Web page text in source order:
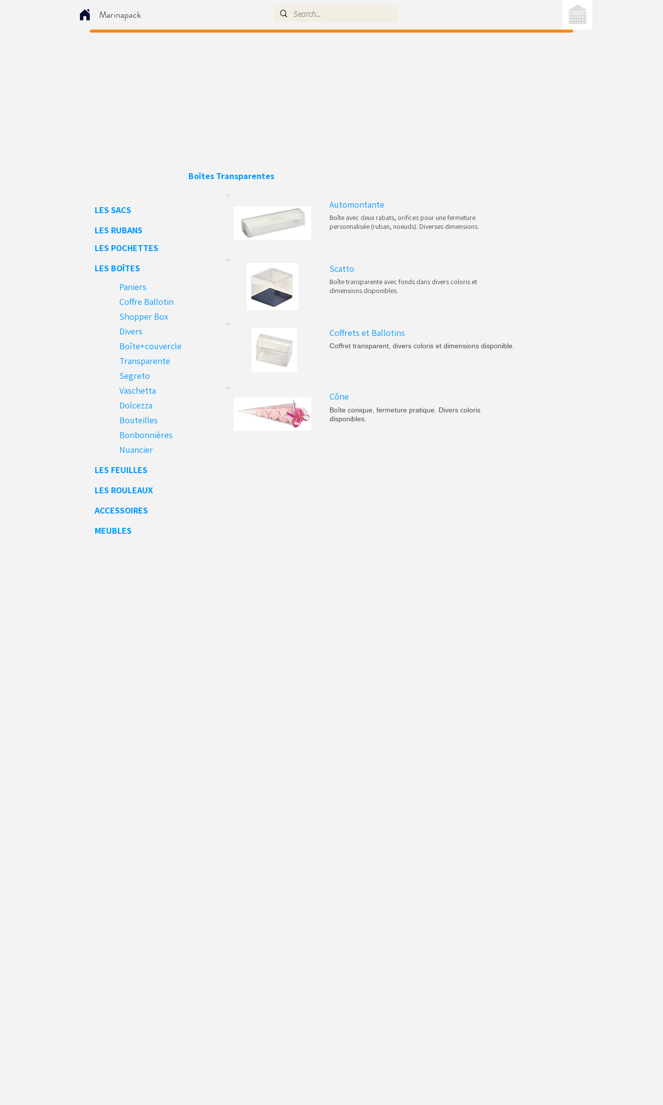
Marinapack
Boîtes Transparentes
LES SACS
LES RUBANS
LES POCHETTES
LES BOÎTES
Paniers
Coffre Ballotin
Shopper Box
Divers
Boîte+couvercle
Transparente
Segreto
Vaschetta
Dolcezza
Bouteilles
Bonbonnières
Automontante
Boîte avec deux rabats, orifices pour une fermeture
personnalisée (ruban, noeuds). Diverses dimensions.
Scatto
Boîte transparente avec fonds dans divers coloris et
dimensions disponibles.
Coffrets et Ballotins
Coffret transparent, divers coloris et dimensions disponible.
Cône
Boîte conique, fermeture pratique. Divers coloris
disponibles.
Nuancier
LES FEUILLES
LES ROULEAUX
ACCESSOIRES
MEUBLES